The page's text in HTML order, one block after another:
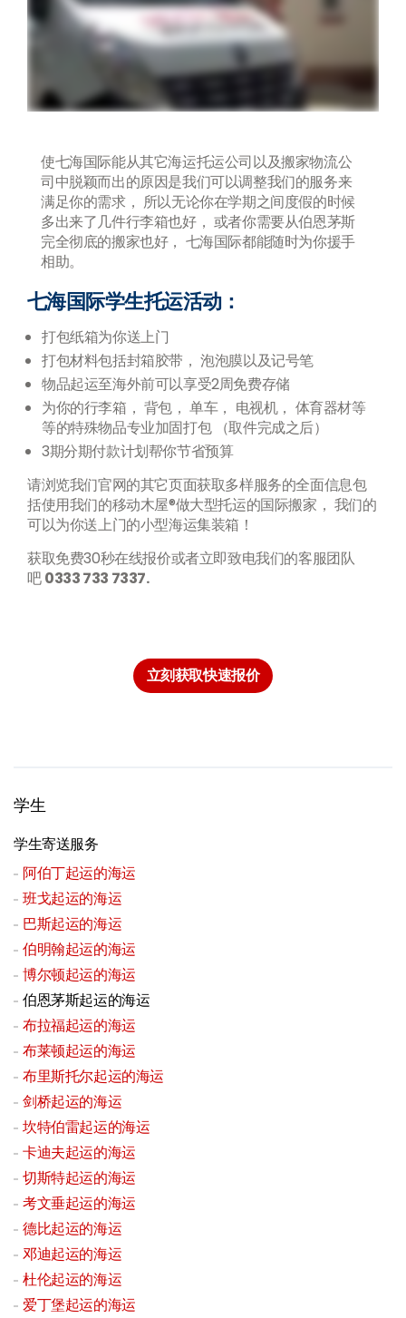
使七海国际能从其它海运托运公司以及搬家物流公
司中脱颖而出的原因是我们可以调整我们的服务来
满足你的需求， 所以无论你在学期之间度假的时候
多出来了几件行李箱也好， 或者你需要从伯恩茅斯
完全彻底的搬家也好， 七海国际都能随时为你援手
相助。
七海国际学生托运活动：
打包纸箱为你送上门
打包材料包括封箱胶带， 泡泡膜以及记号笔
物品起运至海外前可以享受2周免费存储
为你的行李箱， 背包， 单车， 电视机， 体育器材等
等的特殊物品专业加固打包 （取件完成之后）
3期分期付款计划帮你节省预算
请浏览我们官网的其它页面获取多样服务的全面信息包
括使用我们的移动木屋®做大型托运的国际搬家， 我们的
可以为你送上门的小型海运集装箱！
获取免费30秒在线报价或者立即致电我们的客服团队
吧0333 733 7337.
立刻获取快速报价
学生
学生寄送服务
阿伯丁起运的海运
班戈起运的海运
巴斯起运的海运
伯明翰起运的海运
博尔顿起运的海运
伯恩茅斯起运的海运
布拉福起运的海运
布莱顿起运的海运
布里斯托尔起运的海运
剑桥起运的海运
坎特伯雷起运的海运
卡迪夫起运的海运
切斯特起运的海运
考文垂起运的海运
德比起运的海运
邓迪起运的海运
杜伦起运的海运
爱丁堡起运的海运